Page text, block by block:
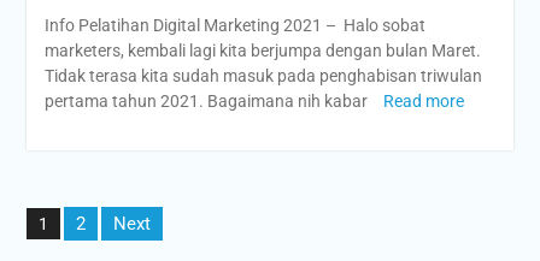
Info Pelatihan Digital Marketing 2021 – Halo sobat
marketers, kembali lagi kita berjumpa dengan bulan Maret.
Tidak terasa kita sudah masuk pada penghabisan triwulan
pertama tahun 2021. Bagaimana nih kabar
Read more
Posts
pagination
1 2 Next